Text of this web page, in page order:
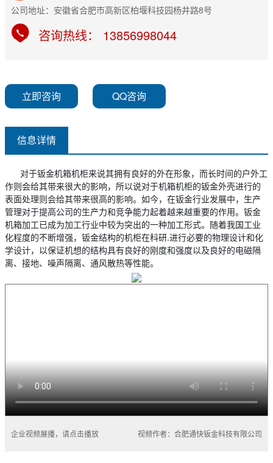
公司地址：安徽省合肥市高新区柏堰科技园杨井路8号
咨询热线： 13856998044
立即咨询 QQ咨询
信息详情
对于钣金机箱机柜来说其拥有良好的外在形象，而长时间的户外工
作则会给其带来很大的影响，所以说对于机箱机柜的钣金外壳进行的
表面处理则会给其带来很高的影响。如今，在钣金行业发展中，生产
管理对于提高公司的生产力和竞争能力起着越来越重要的作用。钣金
机箱加工已成为加工行业中较为突出的一种加工形式。随着我国工业
化程度的不断增强，钣金结构的机柜在科研.进行必要的物理设计和化
学设计，以保证机想的结构具有良好的刚度和强度以及良好的电磁隔
离、接地、噪声隔离、通风散热等性能。
企业视频展播，请点击播放 视频作者：合肥通快钣金科技有限公司